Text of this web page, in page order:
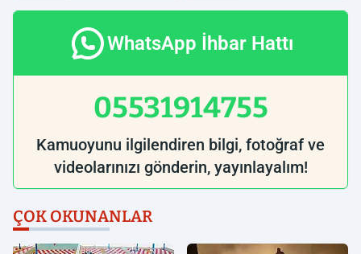
WhatsApp İhbar Hattı
05531914755
Kamuoyunu ilgilendiren bilgi, fotoğraf ve
videolarınızı gönderin, yayınlayalım!
ÇOK OKUNANLAR